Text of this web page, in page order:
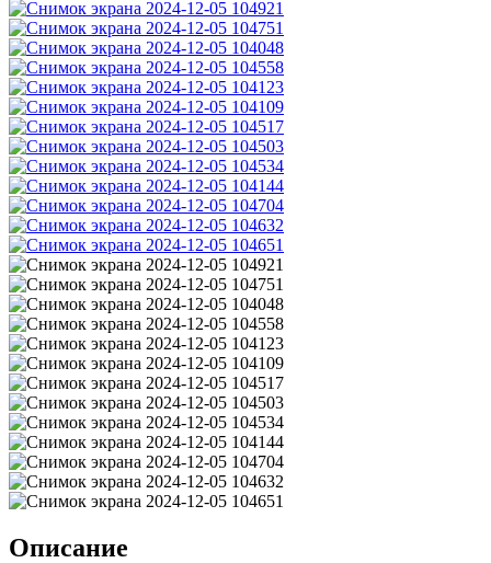
Описание